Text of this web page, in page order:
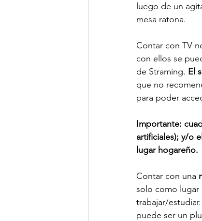
luego de un
mesa ratona.
Contar con TV
con ellos se
de Straming. El
que no
para poder
Importante:
artificiales); y/o
lugar hogareño.
Contar con una
solo como lugar
trabajar/
puede ser un